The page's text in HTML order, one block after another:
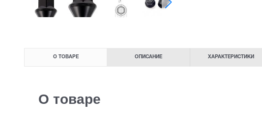
О ТОВАРЕ ОПИСАНИЕ ХАРАКТЕРИСТИКИ
О товаре